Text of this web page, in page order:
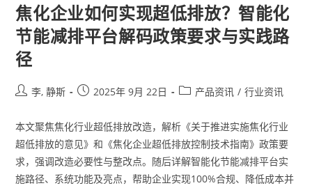
焦化企业如何实现超低排放？智能化
节能减排平台解码政策要求与实践路
径
李, 静斯 2025年 9月 22日 产品资讯 / 行业资讯
本文聚焦焦化行业超低排放改造，解析《关于推进实施焦化行业
超低排放的意见》和《焦化企业超低排放控制技术指南》政策要
求，强调改造必要性与整改点。随后详解智能化节能减排平台实
施路径、系统功能及亮点，帮助企业实现100%合规、降低成本并